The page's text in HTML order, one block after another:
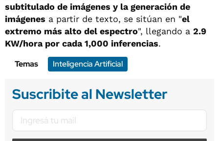
subtitulado de imágenes y la generación de
imágenes a partir de texto, se sitúan en "el
extremo más alto del espectro", llegando a 2.9
KW/hora por cada 1,000 inferencias.
Temas
Inteligencia Artificial
Suscribite al Newsletter